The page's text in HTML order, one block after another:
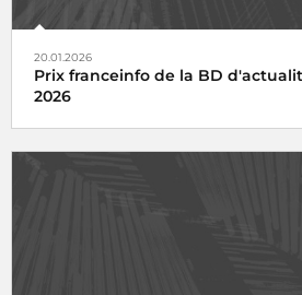
20.01.2026
Prix franceinfo de la BD
2026